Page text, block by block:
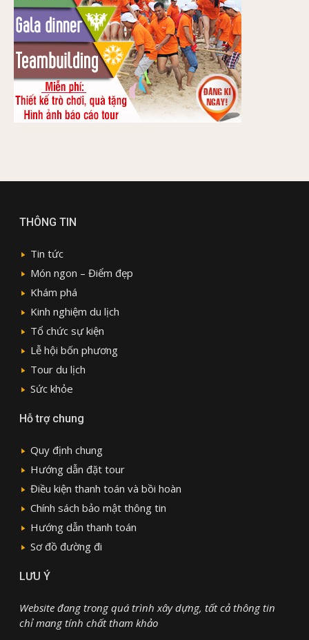
THÔNG TIN
Tin tức
Món ngon – Điểm đẹp
Khám phá
Kinh nghiệm du lịch
Tổ chức sự kiện
Lễ hội bốn phương
Tour du lịch
Sức khỏe
Hỗ trợ chung
Quy định chung
Hướng dẫn đặt tour
Điều kiện thanh toán và bồi hoàn
Chính sách bảo mật thông tin
Hướng dẫn thanh toán
Sơ đồ đường đi
LƯU Ý
Website đang trong quá trình xây dựng, tất cả thông tin
chỉ mang tính chất tham khảo